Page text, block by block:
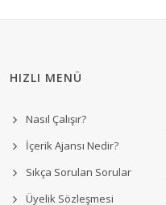
HIZLI MENÜ
Nasıl Çalışır?
İçerik Ajansı Nedir?
Sıkça Sorulan Sorular
Üyelik Sözleşmesi